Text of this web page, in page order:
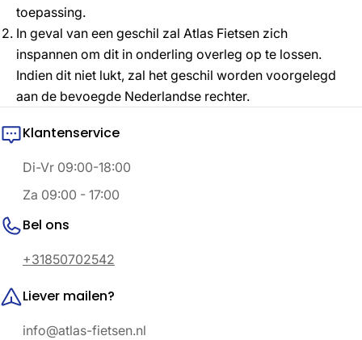
toepassing.
In geval van een geschil zal Atlas Fietsen zich
inspannen om dit in onderling overleg op te lossen.
Indien dit niet lukt, zal het geschil worden voorgelegd
aan de bevoegde Nederlandse rechter.
Klantenservice
Di-Vr 09:00-18:00
Za 09:00 - 17:00
Bel ons
+31850702542
Liever mailen?
info@atlas-fietsen.nl